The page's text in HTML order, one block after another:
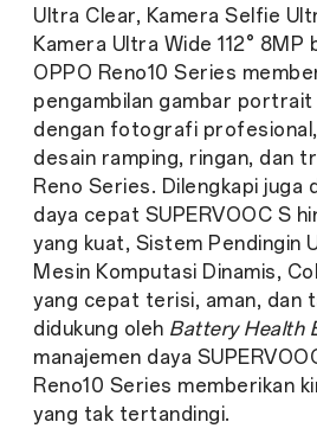
Ultra Clear, Kamera Selfie
Kamera Ultra Wide 112°
OPPO Reno10 Series
pengambilan gambar
dengan fotografi
desain ramping, ringan, dan
Reno Series. Dilengkapi juga
daya cepat SUPERVOOC S
yang kuat, Sistem Pendingin
Mesin Komputasi Dinamis,
yang cepat terisi, aman, dan
didukung oleh Battery Health
manajemen daya
Reno10 Series memberikan
yang tak tertandingi.